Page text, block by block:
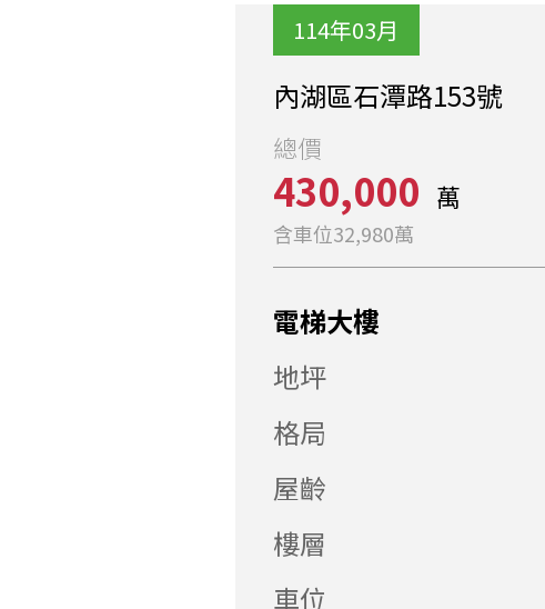
114年03月
內湖區石潭路153號
總價
430,000 萬
含車位32,980萬
電梯大樓
地坪
格局
屋齡
樓層
車位